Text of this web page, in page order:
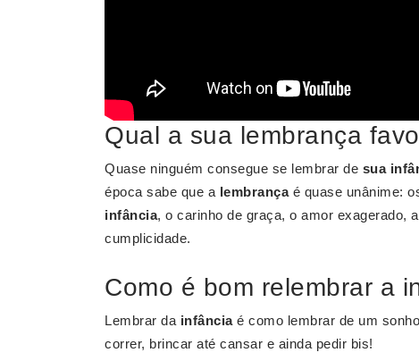
Qual a sua lembrança
Quase ninguém consegue se lembrar de sua
época sabe que a lembrançaé quase unânime:
infância, o carinho de graça, o amor exagerado,
cumplicidade.
Como é bom relembrar a
Lembrar da infânciaé como lembrar de um sonho
correr, brincar até cansar e ainda pedir bis!